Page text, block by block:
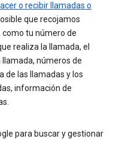
o recibir llamadas o
que recojamos
tu número de
realiza la llamada, el
números de
de las llamadas y los
información de
para buscar y gestionar